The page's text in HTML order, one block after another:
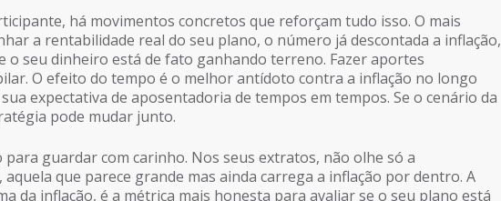
há movimentos concretos que reforçam tudo isso. O mais
a rentabilidade real do seu plano, o número já descontada a inflação,
o seu dinheiro está de fato ganhando terreno. Fazer aportes
O efeito do tempo é o melhor antídoto contra a inflação no longo
expectativa de aposentadoria de tempos em tempos. Se o cenário da
pode mudar junto.
para guardar com carinho. Nos seus extratos, não olhe só a
que parece grande mas ainda carrega a inflação por dentro. A
da inflação, é a métrica mais honesta para avaliar se o seu plano está